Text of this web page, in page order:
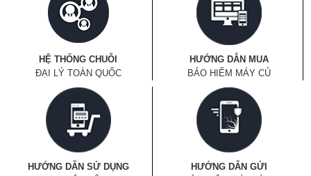
HỆ THỐNG CHUỖI
ĐẠI LÝ TOÀN QUỐC
HƯỚNG DẪN MUA
BẢO HIỂM MÁY CỦ
HƯỚNG DẪN SỬ DỤNG
HƯỚNG DẪN GỬI